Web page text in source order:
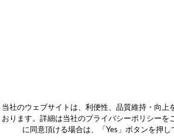
当社のウェブサイトは、利便性、品質維持・向上
おります。詳細は当社のプライバシーポリシーを
に同意頂ける場合は、「Yes」ボタンを押し